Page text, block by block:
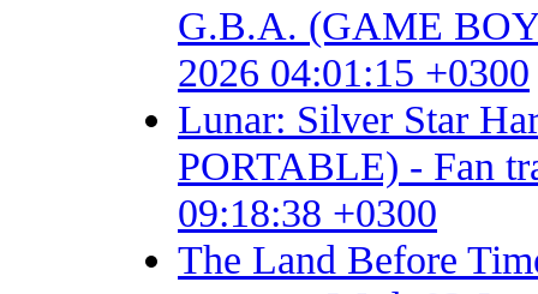
G.B.A. (GAME
2026 04:01:15 +0300
Lunar: Silver Star
PORTABLE) - Fan
09:18:38 +0300
The Land Before